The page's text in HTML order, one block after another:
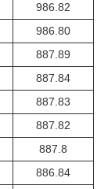
986.82
986.80
887.89
887.84
887.83
887.82
887.8
886.84